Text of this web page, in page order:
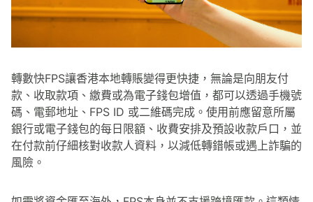
轉數快FPS讓香港本地轉賬變得更快捷，無論是向朋友付
款、收取款項、繳費或為電子錢包增值，都可以透過手機號
碼、電郵地址、FPS ID 或二維碼完成。使用前應留意所屬
銀行或電子錢包的每日限額、收費安排及預設收款戶口，並
在付款前仔細核對收款人資料，以減低轉錯帳或遇上詐騙的
風險。